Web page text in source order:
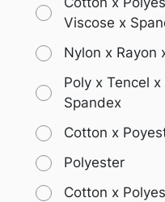
Viscose x
Nylon x Rayon
Poly x Tencel
Spandex
Cotton x
Polyester
Cotton x